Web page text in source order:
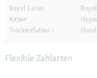
Royal Canin
Kitten
Trockenfutter
Flexible Zahlarten